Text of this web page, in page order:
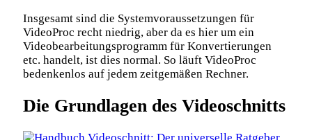
Insgesamt sind die Systemvoraussetzungen für
VideoProc recht niedrig, aber da es hier um ein
Videobearbeitungsprogramm für Konvertierungen
etc. handelt, ist dies normal. So läuft VideoProc
bedenkenlos auf jedem zeitgemäßen Rechner.
Die Grundlagen des Videoschnitts